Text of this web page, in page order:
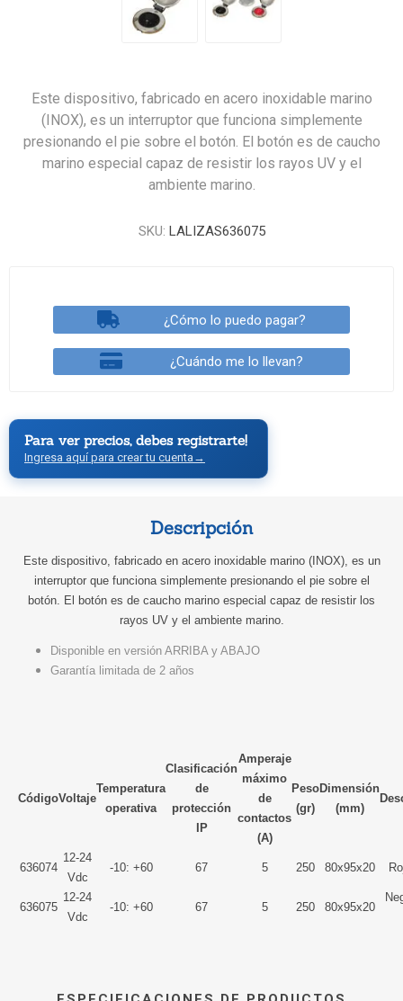
Este dispositivo, fabricado en acero inoxidable marino
(INOX), es un interruptor que funciona simplemente
presionando el pie sobre el botón. El botón es de caucho
marino especial capaz de resistir los rayos UV y el
ambiente marino.
SKU: LALIZAS636075
¿Cómo lo puedo pagar?
¿Cuándo me lo llevan?
Para ver precios, debes registrarte!
Ingresa aquí para crear tu cuenta →
Descripción
Este dispositivo, fabricado en acero inoxidable marino (INOX), es un
interruptor que funciona simplemente presionando el pie sobre el
botón. El botón es de caucho marino especial capaz de resistir los
rayos UV y el ambiente marino.
Disponible en versión ARRIBA y ABAJO
Garantía limitada de 2 años
CódigoVoltaje
Temperatura
operativa
Clasificación
de
protección
IP
Amperaje
máximo
de
contactos
(A)
Peso
(gr)
Dimensión
(mm)
636074
12-24
Vdc
-10: +60 67 5 250 80x95x20
636075
12-24
Vdc
-10: +60 67 5 250 80x95x20